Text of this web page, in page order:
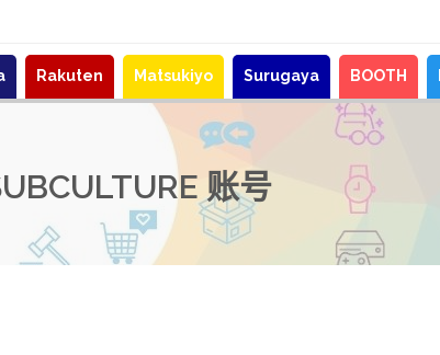
Rakuten Matsukiyo Surugaya BOOTH
账号